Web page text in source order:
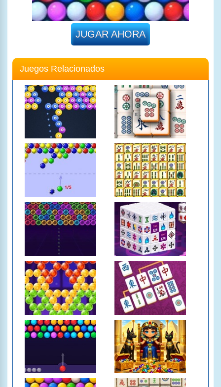
JUGAR AHORA
Juegos Relacionados